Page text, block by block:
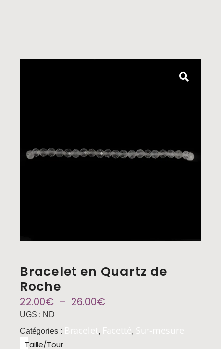
Bracelet en Quartz de
Roche
22.00€ – 26.00€
UGS : ND
Catégories : Bracelet, Facetté, Sur-mesure
Taille/Tour